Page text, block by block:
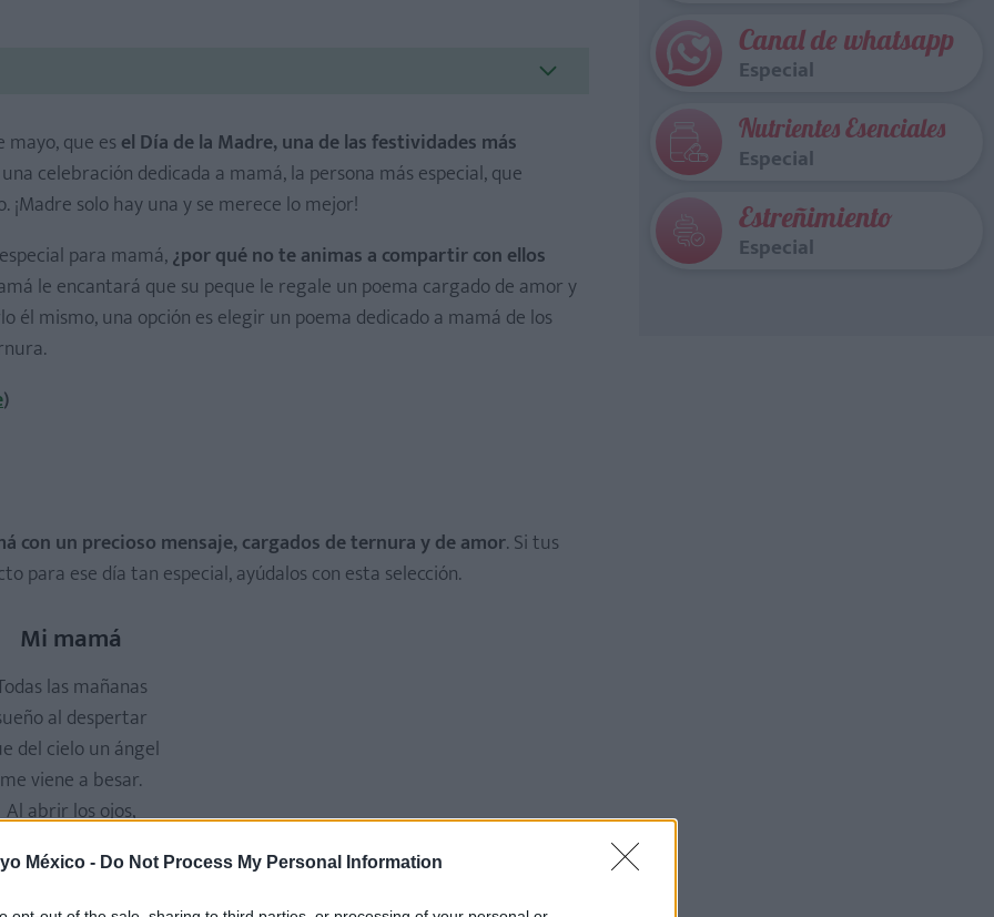
México - Do Not Process My Personal Information
mayo, que es el Día de la Madre, una de las festividades más
celebración dedicada a mamá, la persona más especial, que
solo hay una y se merece lo mejor!
para mamá,¿por qué no te animas a compartir con ellos
le encantará que su peque le regale un poema cargado de amor y
él mismo, una opción es elegir un poema dedicado a mamá de los
)
con un precioso mensaje, cargados de ternura y de amor. Si tus
para ese día tan especial, ayúdalos con esta selección.
Mi mamá
las mañanas
al despertar
del cielo un ángel
me viene a besar.
Al abrir los ojos,
y en el mismo sitio
veo a mi mamá.
Canal de whatsapp
Especial
Nutrientes Esenciales
Especial
Estreñimiento
Especial